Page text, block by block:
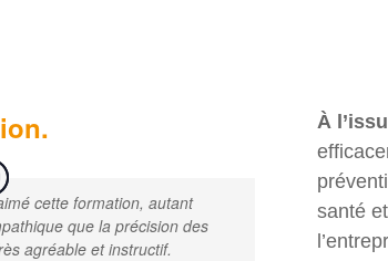
cette formation, autant
que la précision des
agréable et instructif.
À
santé